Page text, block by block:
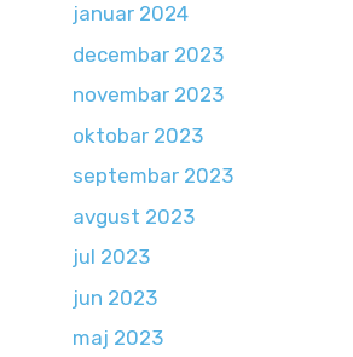
januar 2024
decembar 2023
novembar 2023
oktobar 2023
septembar 2023
avgust 2023
jul 2023
jun 2023
maj 2023